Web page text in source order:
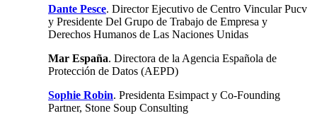
Dante Pesce. Director Ejecutivo de Centro Vincular Pucv
y Presidente Del Grupo de Trabajo de Empresa y
Derechos Humanos de Las Naciones Unidas
Mar España. Directora de la Agencia Española de
Protección de Datos (AEPD)
Sophie Robin. Presidenta Esimpact y Co-Founding
Partner, Stone Soup Consulting